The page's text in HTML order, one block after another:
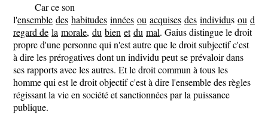
Car ce son
l'ensemble des habitudes innées ou acquises des individus ou d
regard de la morale, du bien et du mal. Gaius distingue le droit
propre d'une personne qui n'est autre que le droit subjectif c'est
à dire les prérogatives dont un individu peut se prévaloir dans
ses rapports avec les autres. Et le droit commun à tous les
homme qui est le droit objectif c'est à dire l'ensemble des règles
régissant la vie en société et sanctionnées par la puissance
publique.